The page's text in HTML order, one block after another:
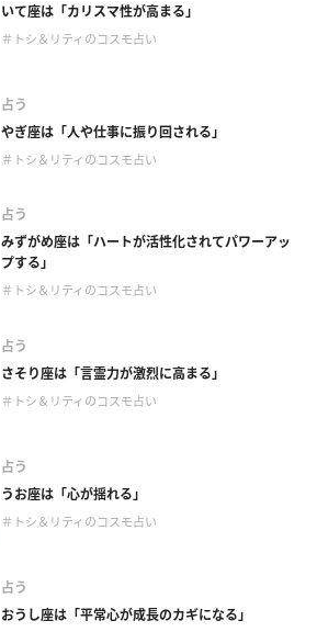
いて座は「カリスマ性が高まる」
＃トシ＆リティのコスモ占い
占う
やぎ座は「人や仕事に振り回される」
＃トシ＆リティのコスモ占い
占う
みずがめ座は「ハートが活性化されてパワーアッ
プする」
＃トシ＆リティのコスモ占い
占う
さそり座は「言霊力が激烈に高まる」
＃トシ＆リティのコスモ占い
占う
うお座は「心が揺れる」
＃トシ＆リティのコスモ占い
占う
おうし座は「平常心が成長のカギになる」